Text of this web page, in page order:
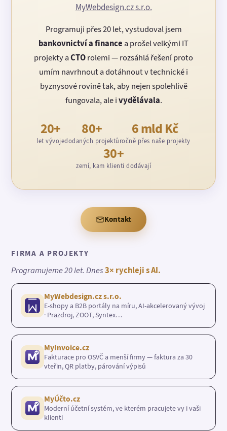
MyWebdesign.cz s.r.o.
Programuji přes 20 let, vystudoval jsem
bankovnictví a finance a prošel velkými IT
projekty aCTOrolemi — rozsáhlá řešení proto
umím navrhnout a dotáhnout v technické i
byznysové rovině tak, aby nejen spolehlivě
fungovala, ale ivydělávala.
20+
let vývoje
80+
dodaných projektů
6 mld Kč
ročně přes naše projekty
30+
zemí, kam klienti dodávají
Kontakt
FIRMA A PROJEKTY
Programujeme 20 let. Dnes3× rychleji s AI.
MyWebdesign.cz s.r.o.
E-shopy a B2B portály na míru, AI-akcelerovaný vývoj
· Prazdroj, ZOOT, Syntex…
MyInvoice.cz
Fakturace pro OSVČ a menší firmy — faktura za 30
vteřin, QR platby, párování výpisů
MyÚčto.cz
Moderní účetní systém, ve kterém pracujete vy i vaši
klienti